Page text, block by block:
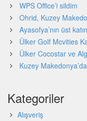
WPS Office’i sildim
Ohrid, Kuzey
Ayasofya’nın üst
Ülker Golf Mcvities
Ülker Cocostar ve
Kuzey
Kategoriler
Alışveriş